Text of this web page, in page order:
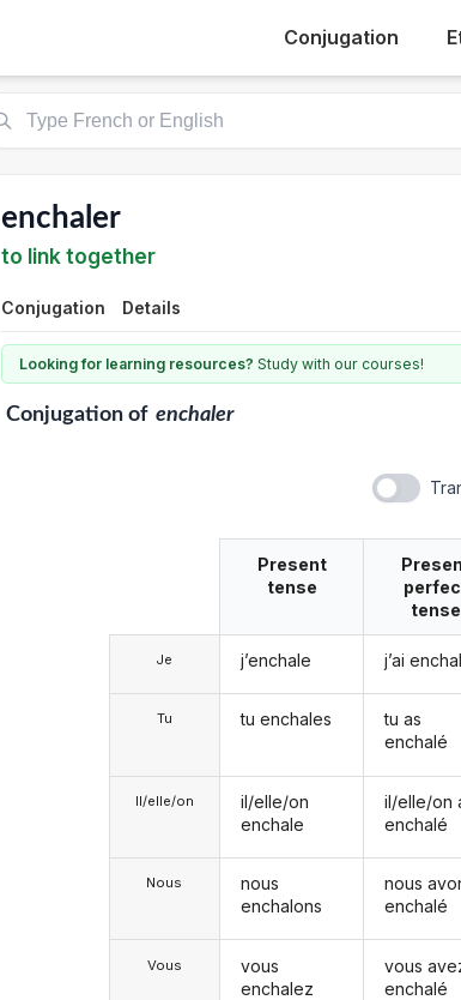
Conjugation
enchaler
to link together
Conjugation Details
Looking for learning resources? Study with our courses!
Conjugationof enchaler
Je
Tu
Il/elle/on
Nous
Vous
Present
tense
j’enchale
tu enchales
il/elle/on
enchale
nous
enchalons
vous
enchalez
tense
j’ai
tu as
enchalé
il/elle/on
enchalé
nous
enchalé
vous
enchalé